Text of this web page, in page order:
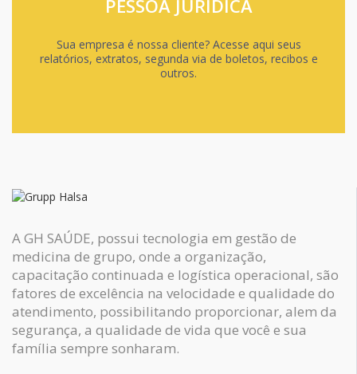
PESSOA JURÍDICA
Sua empresa é nossa cliente? Acesse aqui seus
relatórios, extratos, segunda via de boletos, recibos e
outros.
A GH SAÚDE, possui tecnologia em gestão de
medicina de grupo, onde a organização,
capacitação continuada e logística operacional, são
fatores de excelência na velocidade e qualidade do
atendimento, possibilitando proporcionar, alem da
segurança, a qualidade de vida que você e sua
família sempre sonharam.